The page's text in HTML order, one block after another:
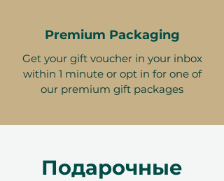
Premium Packaging
Get your gift voucher in your inbox
within 1 minute or opt in for one of
our premium gift packages
Подарочные